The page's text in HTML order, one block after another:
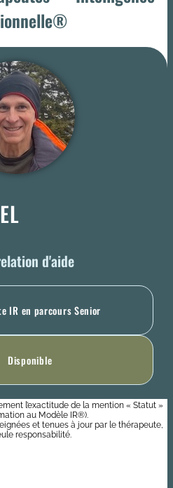
d'aide
IR en parcours Senior
Disponible
l’exactitude de la mention « Statut »
au Modèle IR®).
et tenues à jour par le thérapeute,
responsabilité.